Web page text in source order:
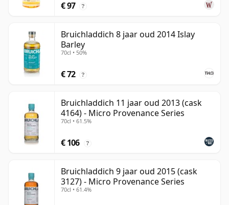
€ 97 ?
Bruichladdich 8 jaar oud 2014 Islay
Barley
70cl • 50%
€ 72 ?
Bruichladdich 11 jaar oud 2013 (cask
4164) - Micro Provenance Series
70cl • 61.5%
€ 106 ?
Bruichladdich 9 jaar oud 2015 (cask
3127) - Micro Provenance Series
70cl • 61.4%